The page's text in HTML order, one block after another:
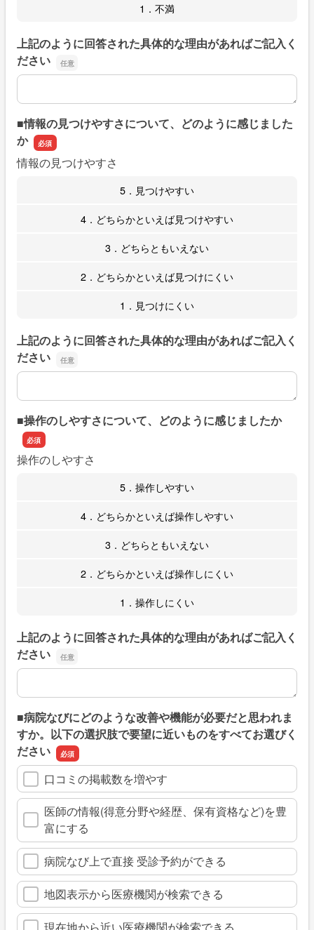
1．不満
上記のように回答された具体的な理由があればご記入く
ださい
上記のように回答された具体的な理由があればご記入くだ
■情報の見つけやすさについて、どのように感じました
か
情報の見つけやすさ
5．見つけやすい
4．どちらかといえば見つけやすい
3．どちらともいえない
2．どちらかといえば見つけにくい
1．見つけにくい
上記のように回答された具体的な理由があればご記入く
ださい
上記のように回答された具体的な理由があればご記入くだ
■操作のしやすさについて、どのように感じましたか
操作のしやすさ
5．操作しやすい
4．どちらかといえば操作しやすい
3．どちらともいえない
2．どちらかといえば操作しにくい
1．操作しにくい
上記のように回答された具体的な理由があればご記入く
ださい
上記のように回答された具体的な理由があればご記入くだ
■病院なびにどのような改善や機能が必要だと思われま
すか。以下の選択肢で要望に近いものをすべてお選びく
ださい
口コミの掲載数を増やす
医師の情報(得意分野や経歴、保有資格など)を豊
富にする
病院なび上で直接 受診予約ができる
地図表示から医療機関が検索できる
現在地から近い医療機関が検索できる